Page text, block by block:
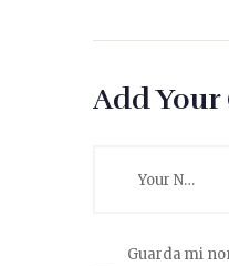
Add
Guarda mi